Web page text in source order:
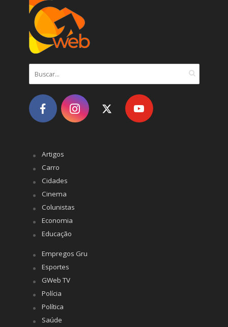
Artigos
Carro
Cidades
Cinema
Colunistas
Economia
Educação
Empregos Gru
Esportes
GWeb TV
Polícia
Política
Saúde